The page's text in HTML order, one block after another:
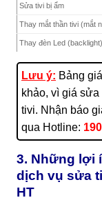
Sửa tivi bị ẩm
Thay mắt thần tivi (mắt
Thay đèn Led (backlight)
Thay phim màn hình
Thay cổng HDMI
Các lỗi khác
Lưu ý: Bảng
khảo, vì giá
tivi. Nhận báo
qua Hotline:
3. Những lợi
dịch vụ sửa
HT